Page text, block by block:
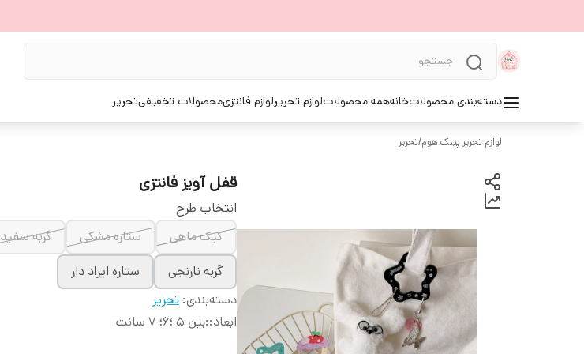
دسته‌بندی محصولاتخانههمه محصولاتلوازم تحریرلوازم فانتزیمحصولات تخفیفیتحریر
لوازم تحریر پینک هوم/تحریر
قفل آویز فانتزی
انتخاب طرح
کیک ماهی
ستاره مشکی گربه سفید
گربه نارنجی
ستاره ایراد دار
دسته‌بندی: تحریر
ابعاد::بین ۵ ؛۶؛ ۷ سانت